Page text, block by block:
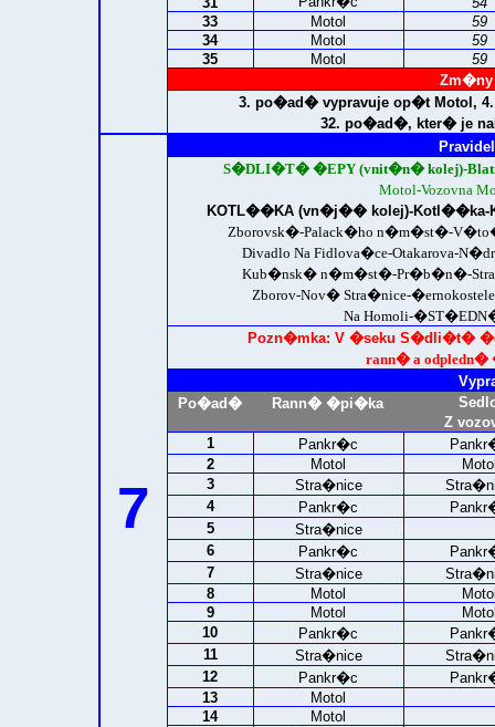
33
Motol
59
34
Motol
59
35
Motol
59
Zm�ny
3. po�ad� vypravuje op�t Motol,
32. po�ad�, kter� je
7
S�DLI�T� �EPY (vnit�n� kolej)-
Motol-Vozovna
KOTL��KA (vn�j�� kolej)-Kotl��ka-
Zborovsk�-Palack�ho n�m�st�-
Divadlo Na Fidlova�ce-Otakarova-
Kub�nsk� n�m�st�-Pr�b�n�-
Zborov-Nov� Stra�nice-
Na Homoli-
Pozn�mka: V �seku S�dli�t�
rann� a
Po�ad�
Rann� �pi�ka
Z
1
Pankr�c
2
Motol
3
Stra�nice
4
Pankr�c
5
Stra�nice
6
Pankr�c
7
Stra�nice
8
Motol
9
Motol
10
Pankr�c
11
Stra�nice
12
Pankr�c
13
Motol
14
Motol